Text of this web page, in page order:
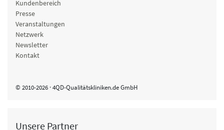
Kundenbereich
Presse
Veranstaltungen
Netzwerk
Newsletter
Kontakt
© 2010-2026 · 4QD-Qualitätskliniken.de GmbH
Unsere Partner